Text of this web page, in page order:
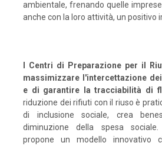
ambientale, frenando quelle
anche con la loro attività, un positivo
I Centri di Preparazione per il
massimizzare l'intercettazione
e di garantire la tracciabilità di
riduzione dei rifiuti con il riuso è
di inclusione sociale, crea
diminuzione della spesa sociale.
propone un modello innovativo